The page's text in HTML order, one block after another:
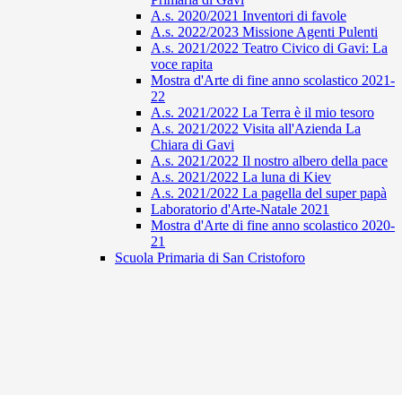
A.s. 2020/2021 Inventori di favole
A.s. 2022/2023 Missione Agenti Pulenti
A.s. 2021/2022 Teatro Civico di Gavi: La
voce rapita
Mostra d'Arte di fine anno scolastico 2021-
22
A.s. 2021/2022 La Terra è il mio tesoro
A.s. 2021/2022 Visita all'Azienda La
Chiara di Gavi
A.s. 2021/2022 Il nostro albero della pace
A.s. 2021/2022 La luna di Kiev
A.s. 2021/2022 La pagella del super papà
Laboratorio d'Arte-Natale 2021
Mostra d'Arte di fine anno scolastico 2020-
21
Scuola Primaria di San Cristoforo